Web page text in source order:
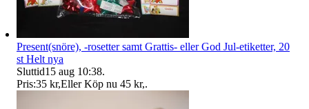
Present(snöre), -rosetter samt Grattis- eller God Jul-etiketter, 20
st Helt nya
Sluttid15 aug 10:38.
Pris:35 kr,Eller Köp nu 45 kr,.